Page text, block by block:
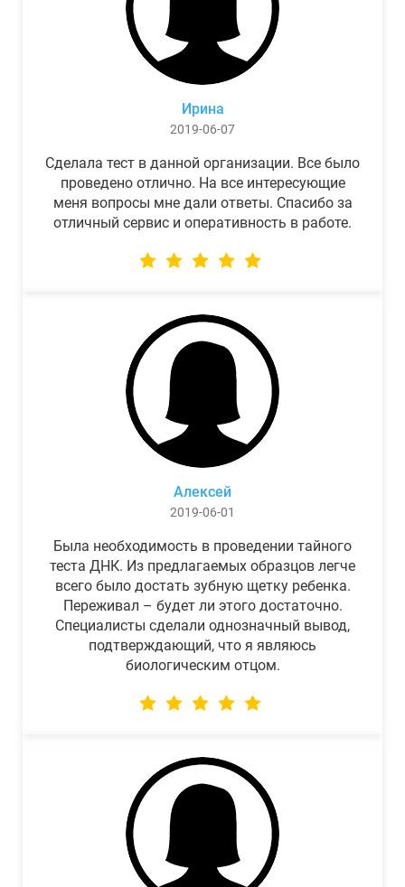
Ирина
2019-06-07
Сделала тест в данной организации. Все было
проведено отлично. На все интересующие
меня вопросы мне дали ответы. Спасибо за
отличный сервис и оперативность в работе.
Алексей
2019-06-01
Была необходимость в проведении тайного
теста ДНК. Из предлагаемых образцов легче
всего было достать зубную щетку ребенка.
Переживал – будет ли этого достаточно.
Специалисты сделали однозначный вывод,
подтверждающий, что я являюсь
биологическим отцом.